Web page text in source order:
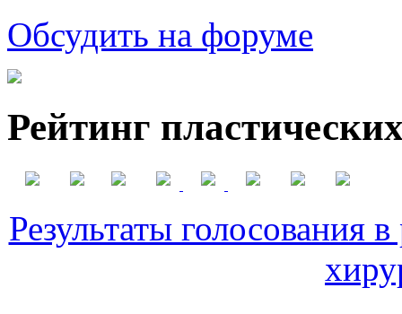
Обсудить на форуме
Рейтинг
Результаты голосования